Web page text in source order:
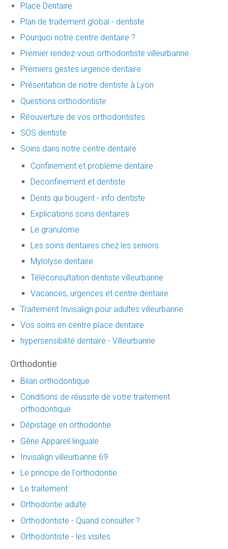
Place Dentaire
Plan de traitement global - dentiste
Pourquoi notre centre dentaire ?
Premier rendez-vous orthodontiste villeurbanne
Premiers gestes urgence dentaire
Présentation de notre dentiste à Lyon
Questions orthodontiste
Réouverture de vos orthodontistes
SOS dentiste
Soins dans notre centre dentaire
Confinement et problème dentaire
Deconfinement et dentiste
Dents qui bougent - info dentiste
Explications soins dentaires
Le granulome
Les soins dentaires chez les seniors
Mylolyse dentaire
Téléconsultation dentiste villeurbanne
Vacances, urgences et centre dentaire
Traitement Invisalign pour adultes villeurbanne
Vos soins en centre place dentaire
hypersensibilité dentaire - Villeurbanne
Orthodontie
Bilan orthodontique
Conditions de réussite de votre traitement
orthodontique
Dépistage en orthodontie
Gêne Appareil linguale
Invisalign villeurbanne 69
Le principe de l'orthodontie
Le traitement
Orthodontie adulte
Orthodontiste - Quand consulter ?
Orthodontiste - les visites